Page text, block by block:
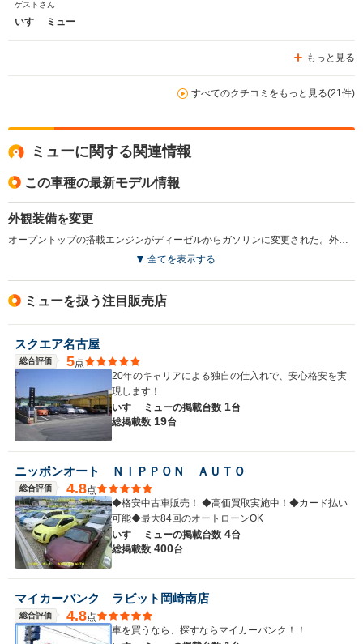
ゲストさん
いすゞ ミュー
もっと見る
すべてのクチコミをもっと見る(21件)
ミューに関する関連情報
この車種の最新モデル情報
外観装備を変更
オープントップの搭載エンジンがディーゼルからガソリンに変更された。外観ではバンパー形状とテールランプのデザインの変更やマルチリフレクターヘッドライトを採用。内装ではメーターを変更し、チタン調パネルを追加、シート形状を改めた。(2000.5)
全てを表示する
ミューを扱う注目販売店
スクエア名古屋
総合評価 5点
20年のキャリアによる独自の仕入れで、安心格安を実
現します！
いすゞ ミューの掲載台数 1台
総掲載数 19台
ニッポンオート ＮＩＰＰＯＮ ＡＵＴＯ
総合評価 4.8点
◆格安中古車販売！ ◆高価買取実施中！◆カード払い
可能◆最大84回のオートローンOK
いすゞ ミューの掲載台数 4台
総掲載数 400台
マイカーバンク ラビット岡崎南店
総合評価 4.8点
車を買うなら、探すならマイカーバンク！！